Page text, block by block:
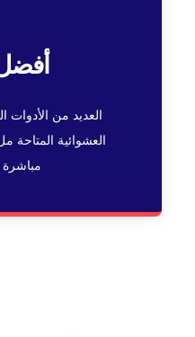
العديد من
العشوائية المتاحة
مباشرة